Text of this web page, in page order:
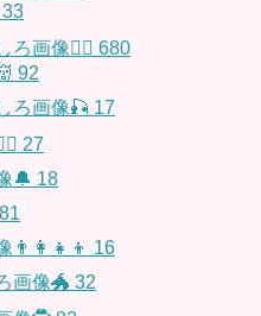
33
ろ画像🧚‍♀️ 680
92
ろ画像🎣 17
27
🔔 18
81
👨‍👩‍👧‍👦 16
画像🐲 32